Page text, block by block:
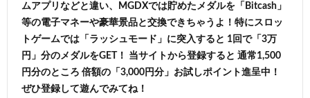
ムアプリなどと違い、MGDXでは貯めたメダルを「Bitcash」
等の電子マネーや豪華景品と交換できちゃうよ！特にスロッ
トゲームでは「ラッシュモード」に突入すると 1回で「3万
円」分のメダルをGET！ 当サイトから登録すると 通常1,500
円分のところ 倍額の「3,000円分」お試しポイント進呈中！
ぜひ登録して遊んでみてね！